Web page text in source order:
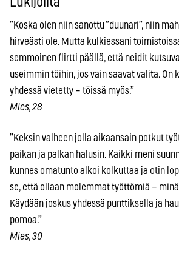
”Koska olen niin sanottu ”duunari”, niin
hirveästi ole. Mutta kulkiessani
semmoinen flirtti päällä, että neidit
useimmin töihin, jos vain saavat valita. On
yhdessä vietetty – töissä myös.”
Mies, 28
”Keksin valheen jolla aikaansain potkut
paikan ja palkan halusin. Kaikki meni
kunnes omatunto alkoi kolkuttaa ja otin
se, että ollaan molemmat työttömiä –
Käydään joskus yhdessä punttiksella ja
pomoa.”
Mies, 30